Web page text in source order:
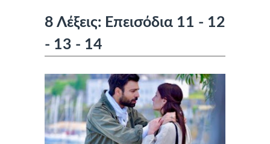
8 Λέξεις: Επεισόδια 11 - 12
- 13 - 14